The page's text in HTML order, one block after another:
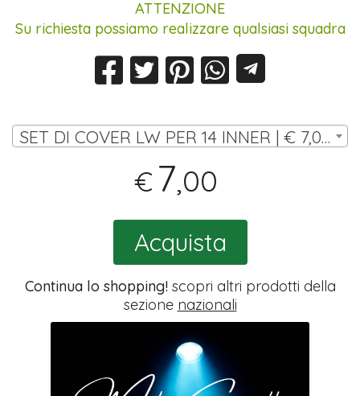
ATTENZIONE
Su richiesta possiamo realizzare qualsiasi squadra
SET DI COVER LW PER 14 INNER | € 7,00
€ 7,00
Acquista
Continua lo shopping!scopri altri prodotti della
sezione nazionali